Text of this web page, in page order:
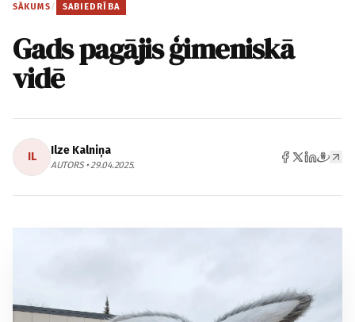
SĀKUMS / SABIEDRĪBA
Gads pagājis ģimeniskā
vidē
IL Ilze Kalniņa
AUTORS • 29.04.2025.